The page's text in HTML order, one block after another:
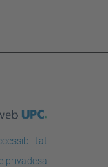
privadesa